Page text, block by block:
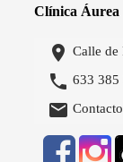
Clínica Áurea
 Calle de
 633 385
 Contacto